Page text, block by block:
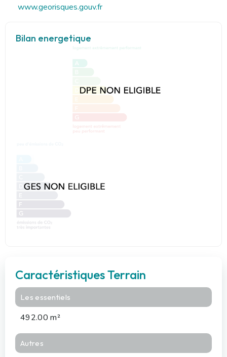
www.georisques.gouv.fr
Bilan energetique
Caractéristiques Terrain
Les essentiels
492.00 m²
Autres